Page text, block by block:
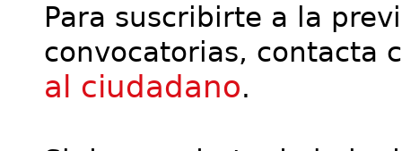
Para suscribirte a la
convocatorias, contacta
al ciudadano.